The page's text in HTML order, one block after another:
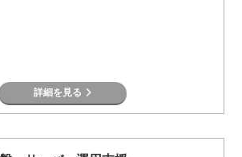
詳細を見る